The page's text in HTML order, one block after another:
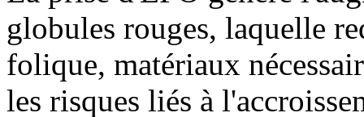
globules rouges, laquelle
folique, matériaux
les risques liés à